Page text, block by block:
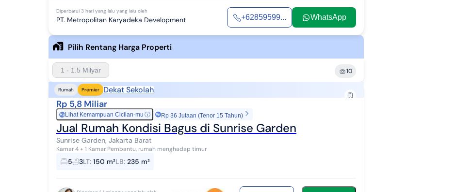
Diperbarui 3 hari yang lalu yang lalu oleh
PT. Metropolitan Karyadeka Development +62859599... WhatsApp
Pilih Rentang Harga Properti
1 - 1.5 Milyar 10
Rumah Premier Dekat Sekolah
Rp 5,8 Miliar
RpLihat Kemampuan Cicilan-mu ⓘ Rp 36 Jutaan (Tenor 15 Tahun)
Jual Rumah Kondisi Bagus di Sunrise Garden
Sunrise Garden, Jakarta Barat
Kamar 4 + 1 Kamar Pembantu, rumah menghadap timur
5 3LT: 150 m²LB: 235 m²